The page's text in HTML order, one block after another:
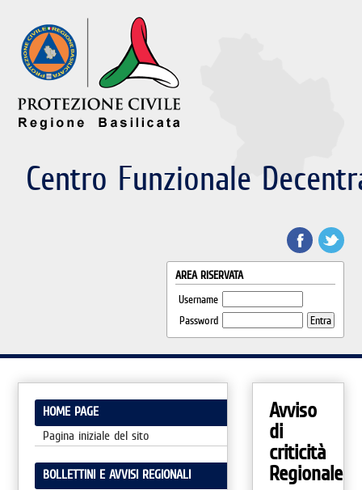
Centro Funzionale
AREA RISERVATA
Username
Password
HOME PAGE
Pagina iniziale del sito
BOLLETTINI E AVVISI REGIONALI
Avviso
di
criticità
Regionale